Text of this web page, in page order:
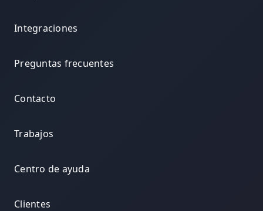
Integraciones
Preguntas frecuentes
Contacto
Trabajos
Centro de ayuda
Clientes